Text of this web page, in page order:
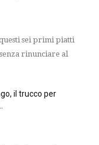
sei primi piatti
rinunciare al
il trucco per